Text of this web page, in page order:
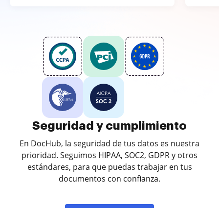
Seguridad y cumplimiento
En DocHub, la seguridad de tus datos es nuestra
prioridad. Seguimos HIPAA, SOC2, GDPR y otros
estándares, para que puedas trabajar en tus
documentos con confianza.